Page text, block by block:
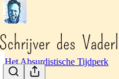
Het Absurdistische Tijdperk